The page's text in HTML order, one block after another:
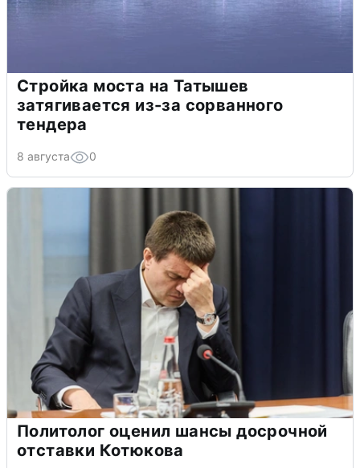
Стройка моста на Татышев
затягивается из-за сорванного
тендера
8 августа 0
Политолог оценил шансы досрочной
отставки Котюкова